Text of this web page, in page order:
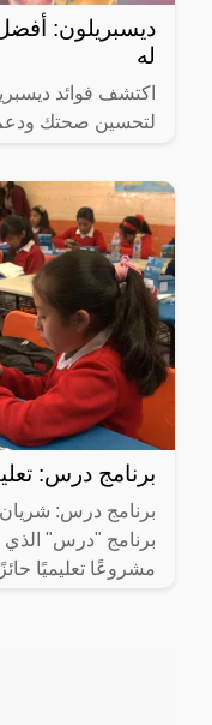
ديسبريلون: أفضل
له
اكتشف فوائد
لتحسين صحتك
برنامج درس:
برنامج درس: شريان
مشروعًا تعليميًا